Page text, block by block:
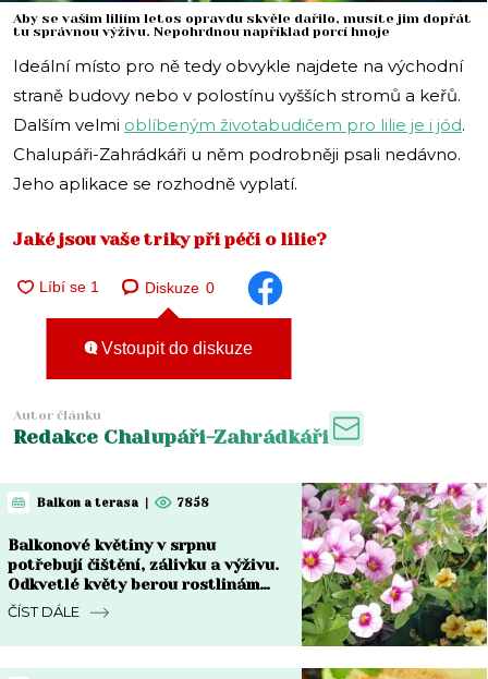
Aby se vašim liliím letos opravdu skvěle dařilo, musíte jim dopřát
tu správnou výživu. Nepohrdnou například porcí hnoje
Ideální místo pro ně tedy obvykle najdete na východní
straně budovy nebo v polostínu vyšších stromů a keřů.
Dalším velmi oblíbeným životabudičem pro lilie je i jód.
Chalupáři-Zahrádkáři u něm podrobněji psali nedávno.
Jeho aplikace se rozhodně vyplatí.
Jaké jsou vaše triky při péči o lilie?
Diskuze 0
Vstoupit do diskuze
Autor článku
Redakce Chalupáři-Zahrádkáři
Balkon a terasa | 7858
Balkonové květiny v srpnu
potřebují čištění, zálivku a výživu.
Odkvetlé květy berou rostlinám
sílu
ČÍST DÁLE